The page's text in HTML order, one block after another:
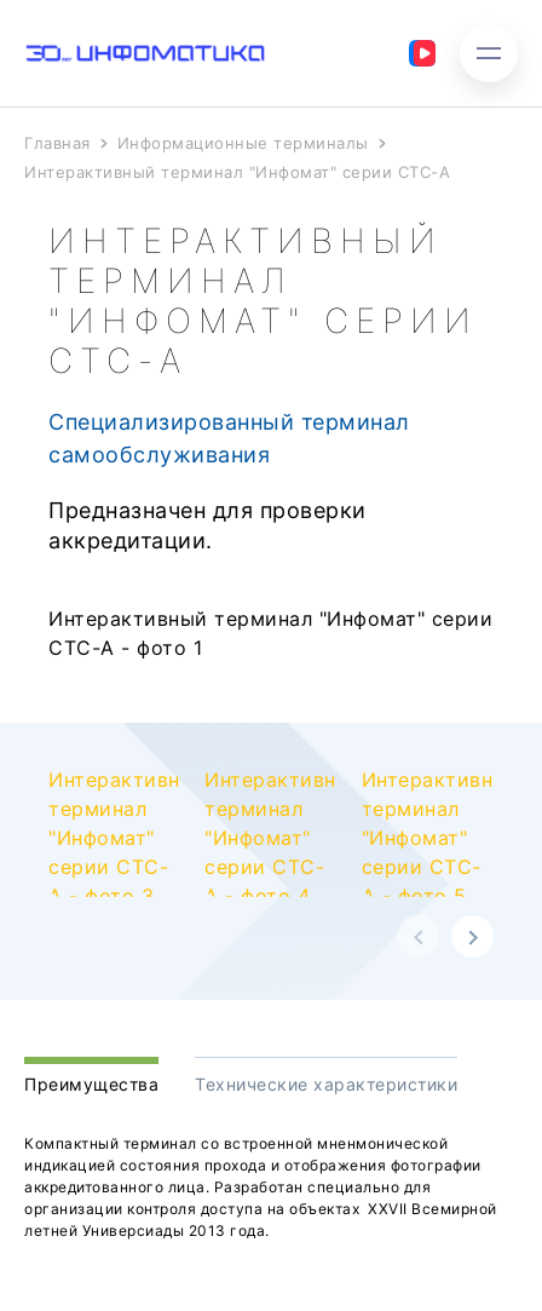
Главная
Информационные терминалы
Интерактивный терминал "Инфомат" серии СТС-A
ИНТЕРАКТИВНЫЙ
ТЕРМИНАЛ
"ИНФОМАТ" СЕРИИ
СТС-A
Специализированный терминал
самообслуживания
Предназначен для проверки
аккредитации.
Преимущества Технические характеристики
Компактный терминал со встроенной мненмонической
индикацией состояния прохода и отображения фотографии
аккредитованного лица. Разработан специально для
организации контроля доступа на объектах XXVII Всемирной
летней Универсиады 2013 года.